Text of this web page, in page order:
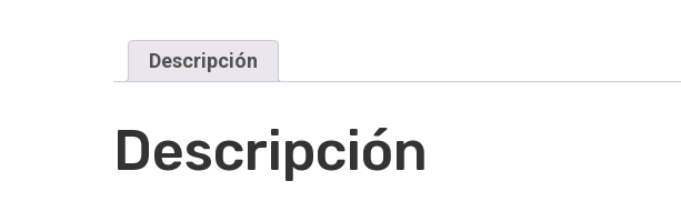
Descripción
Descripción